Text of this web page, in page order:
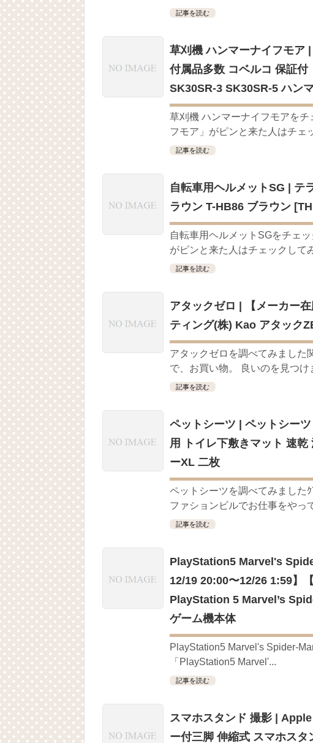
記事を読む
草刈機 ハンマーナイフモア
付属品多数 コベルコ 保証
SK30SR-3 SK30SR-5 ハン
草刈機 ハンマーナイフモアを
フモア」がピンと来た人はチ
記事を読む
自転車用ヘルメットSG | テ
ラウン T-HB86 ブラウン
自転車用ヘルメットSGをチェ
がピンと来た人はチェックし
記事を読む
アタックゼロ | 【メーカー
ティング(株) Kao アタック
アタックゼロを調べてみました
で、お買い物。 良いのを見つ
記事を読む
ペットシーツ | ペットシー
用 トイレ下敷きマット 速
ーXL 二枚
ペットシーツを調べてみました
ファションビルでお仕事をやっ
記事を読む
PlayStation5 Marvel's
12/19 20:00〜12/26 1:59】
PlayStation 5 Marvel’s
ゲーム機本体
PlayStation5 Marvel's Spider-
「PlayStation5 Marvel'...
記事を読む
スマホスタンド 撮影 |
ー付三脚 伸縮式 スマホス